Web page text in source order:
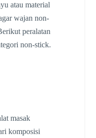
atau material
wajan non-
peralatan
non-stick.
masak
komposisi